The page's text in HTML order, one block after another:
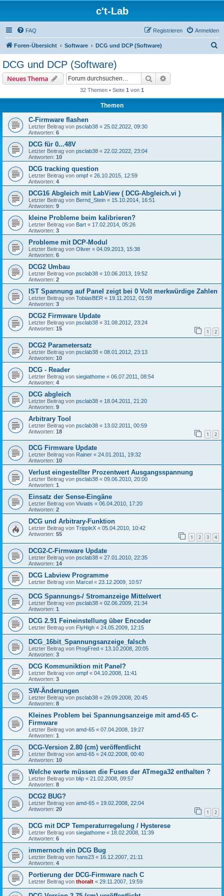
c't-Lab
FAQ Anmelden
Registrieren
Foren-Übersicht Software DCG und DCP (Software)
DCG und DCP (Software)
Neues Thema Suche
32 Themen • Seite 1 von 1
Themen
C-Firmware flashen
Letzter Beitrag von psclab38 « 25.02.2022, 09:30
Antworten: 6
DCG für 0...48V
Letzter Beitrag von psclab38 « 22.02.2022, 23:04
Antworten: 10
DCG tracking question
Letzter Beitrag von ompf « 26.10.2015, 12:59
Antworten: 4
DCG16 Abgleich mit LabView ( DCG-Abgleich.vi )
Letzter Beitrag von Bernd_Stein « 15.10.2014, 16:51
Antworten: 9
kleine Probleme beim kalibrieren?
Letzter Beitrag von Bart « 17.02.2014, 05:26
Antworten: 3
Probleme mit DCP-Modul
Letzter Beitrag von Oliver « 04.09.2013, 15:38
Antworten: 6
DCG2 Umbau
Letzter Beitrag von psclab38 « 10.06.2013, 19:52
Antworten: 2
IST Spannung auf Panel zeigt bei 0 Volt merkwürdige Zahlen
Letzter Beitrag von TobiasBER « 19.11.2012, 01:59
Antworten: 3
DCG2 Firmware Update
Letzter Beitrag von psclab38 « 31.08.2012, 23:24
Antworten: 15 1 2
DCG2 Parametersatz
Letzter Beitrag von psclab38 « 08.01.2012, 23:13
Antworten: 10
DCG - Reader
Letzter Beitrag von siegiathome « 06.07.2011, 08:54
Antworten: 4
DCG abgleich
Letzter Beitrag von psclab38 « 18.04.2011, 21:20
Antworten: 9
Arbitrary Tool
Letzter Beitrag von psclab38 « 13.02.2011, 00:59
Antworten: 18 1 2
DCG Firmware Update
Letzter Beitrag von Rainer « 24.01.2011, 19:32
Antworten: 10
Verlust eingestellter Prozentwert Ausgangsspannung
Letzter Beitrag von psclab38 « 09.06.2010, 20:00
Antworten: 1
Einsatz der Sense-Eingäne
Letzter Beitrag von Viviatis « 06.04.2010, 17:20
Antworten: 2
DCG und Arbitrary-Funktion
Letzter Beitrag von TrippleX « 05.04.2010, 10:42
Antworten: 55 1 2 3 4
DCG2-C-Firmware Update
Letzter Beitrag von psclab38 « 27.01.2010, 22:35
Antworten: 14
DCG Labview Programme
Letzter Beitrag von Marcel « 23.12.2009, 10:57
DCG Spannungs-/ Stromanzeige Mittelwert
Letzter Beitrag von psclab38 « 02.06.2009, 21:34
Antworten: 1
DCG 2.91 Feineinstellung über Encoder
Letzter Beitrag von FlyHigh « 24.05.2009, 12:15
DCG_16bit_Spannungsanzeige_falsch
Letzter Beitrag von ProgFred « 13.10.2008, 20:05
Antworten: 3
DCG Kommuniktion mit Panel?
Letzter Beitrag von ompf « 04.10.2008, 11:41
Antworten: 3
SW-Änderungen
Letzter Beitrag von psclab38 « 29.09.2008, 20:45
Antworten: 8
Kleines Problem bei Spannungsanzeige mit amd-65 C-
Firmware
Letzter Beitrag von amd-65 « 07.04.2008, 19:27
Antworten: 1
DCG-Version 2.80 (cm) veröffentlicht
Letzter Beitrag von amd-65 « 24.02.2008, 00:40
Antworten: 10
Welche werte müssen die Fuses der ATmega32 enthalten ?
Letzter Beitrag von blip « 21.02.2008, 09:57
Antworten: 8
DCG2 BUG?
Letzter Beitrag von amd-65 « 19.02.2008, 22:04
Antworten: 20 1 2
DCG mit DCP Temperaturregelung / Hysterese
Letzter Beitrag von siegiathome « 18.02.2008, 11:39
Antworten: 6
immernoch ein DCG Bug
Letzter Beitrag von hans23 « 16.12.2007, 21:11
Antworten: 4
Portierung der DCG-Firmware nach C
Letzter Beitrag von thoralt « 29.11.2007, 19:59